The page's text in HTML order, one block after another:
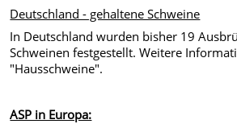
Deutschland - gehaltene Schweine
In Deutschland wurden bisher 19
Schweinen festgestellt. Weitere
"Hausschweine".
ASP in Europa: